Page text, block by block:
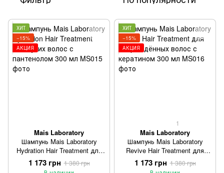
ХИТ
−15%
АКЦИЯ
Mais Laboratory
Шампунь Mais Laboratory
Hydration Hair Treatment для
сухих волос с пантенолом
300 мл
1 173 грн 1 380 грн
ХИТ
−15%
АКЦИЯ
1
Mais Laboratory
Шампунь Mais Laboratory
Revive Hair Treatment для
повреждённых волос с
кератином 300 мл
1 173 грн 1 380 грн